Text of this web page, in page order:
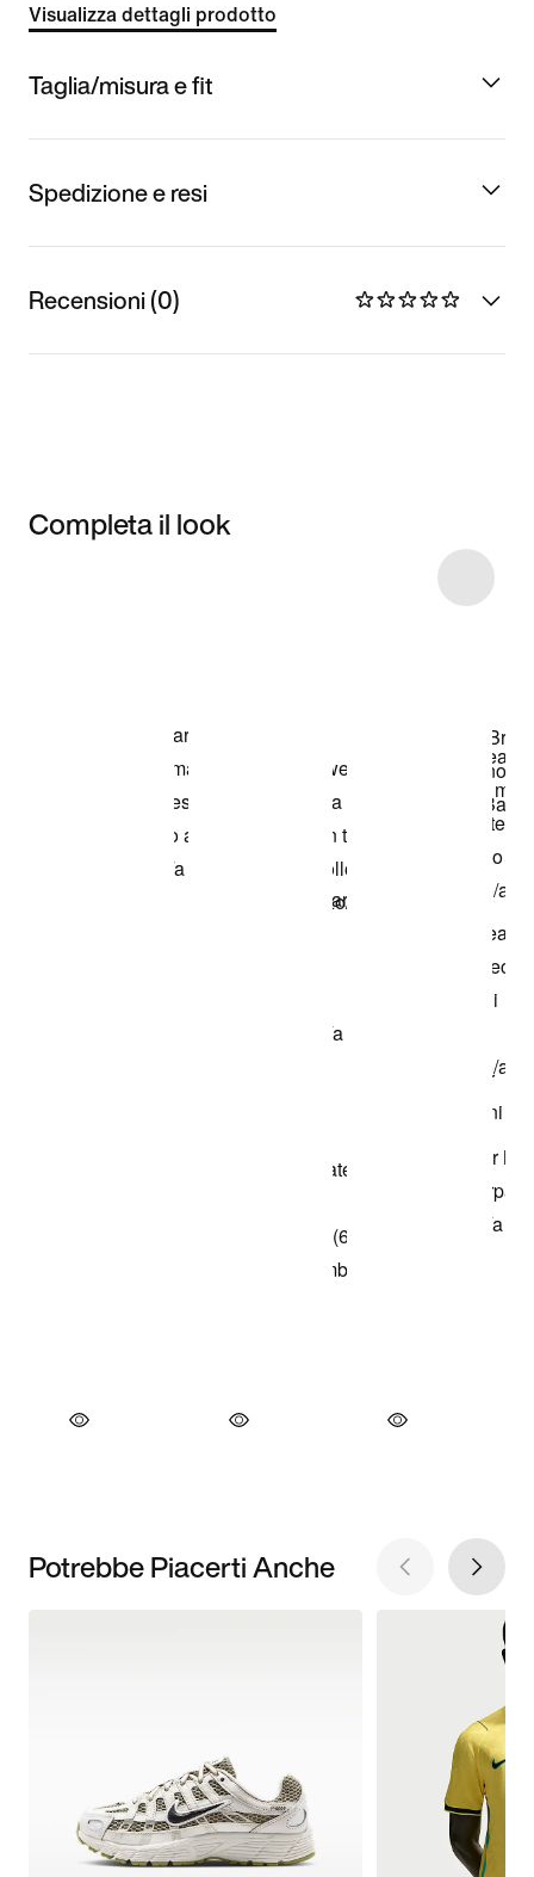
Visualizza dettagli prodotto
Taglia/misura e fit
Spedizione e resi
Recensioni (0)
Completa il look
Potrebbe Piacerti Anche